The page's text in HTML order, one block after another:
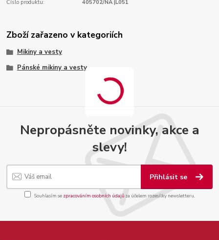
Číslo produktu: 405702/NA |L051
Zboží zařazeno v kategoriích
Mikiny a vesty
Pánské mikiny a vesty
Nepropásněte novinky, akce a
slevy!
Přihlásit se
Souhlasím se zpracováním osobních údajůza účelem rozesílky newsletteru.